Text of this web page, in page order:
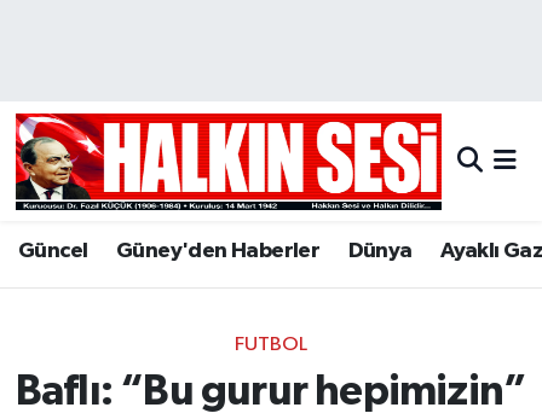
Güncel Güney'den Haberler Dünya Ayaklı
FUTBOL
Baflı: “Bu gurur hepimizin”
Hava Durumu
Trafik Durumu
Son Dakika Haberleri